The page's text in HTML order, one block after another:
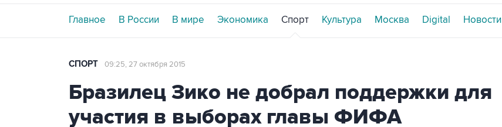
Главное В России В мире Экономика Спорт Культура Москва Digital Новости
СПОРТ 09:25, 27 октября 2015
Бразилец Зико не добрал поддержки для
участия в выборах главы ФИФА